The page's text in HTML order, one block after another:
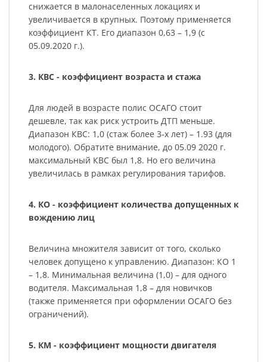
снижается в малонаселенных локациях и
увеличивается в крупных. Поэтому применяется
коэффициент КТ. Его диапазон 0,63 – 1,9 (с
05.09.2020 г.).
3. КВС - коэффициент возраста и стажа
Для людей в возрасте полис ОСАГО стоит
дешевле, так как риск устроить ДТП меньше.
Диапазон КВС: 1,0 (стаж более 3-х лет) – 1.93 (для
молодого). Обратите внимание, до 05.09 2020 г.
максимальный КВС был 1,8. Но его величина
увеличилась в рамках регулирования тарифов.
4. КО - коэффициент количества допущенных к
вождению лиц
Величина множителя зависит от того, сколько
человек допущено к управлению. Диапазон: КО 1
– 1,8. Минимальная величина (1,0) – для одного
водителя. Максимальная 1,8 – для новичков
(также применяется при оформлении ОСАГО без
ограничений).
5. КМ - коэффициент мощности двигателя